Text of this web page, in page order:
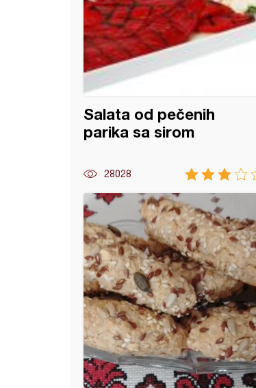
Salata od pečenih
parika sa sirom
28028
štanglice sa sirom